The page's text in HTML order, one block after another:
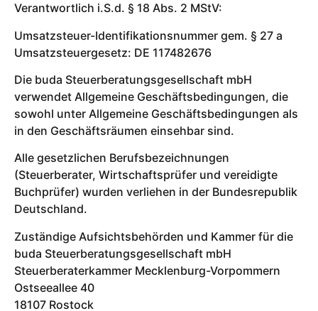
Verantwortlich i.S.d. § 18 Abs. 2 MStV:
Umsatzsteuer-Identifikationsnummer gem. § 27 a
Umsatzsteuergesetz: DE 117482676
Die buda Steuerberatungsgesellschaft mbH
verwendet Allgemeine Geschäftsbedingungen, die
sowohl unter Allgemeine Geschäftsbedingungen als
in den Geschäftsräumen einsehbar sind.
Alle gesetzlichen Berufsbezeichnungen
(Steuerberater, Wirtschaftsprüfer und vereidigte
Buchprüfer) wurden verliehen in der Bundesrepublik
Deutschland.
Zuständige Aufsichtsbehörden und Kammer für die
buda Steuerberatungsgesellschaft mbH
Steuerberaterkammer Mecklenburg-Vorpommern
Ostseeallee 40
18107 Rostock